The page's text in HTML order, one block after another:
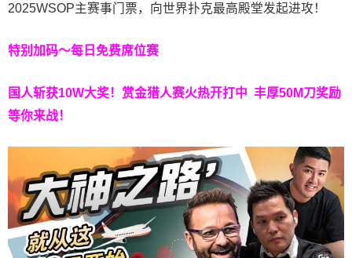
2025WSOP主赛事门票，向世界扑克最高殿堂发起进攻！
特别加码～每日免费席位赛
国人斩获10W大奖！ 赏金猎人赛火热开打中 丰厚50M刀奖励
等你来战！